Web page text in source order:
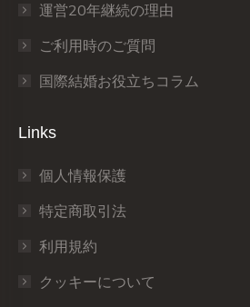
運営20年継続の理由
ご利用時のご質問
国際結婚お役立ちコラム
Links
個人情報保護
特定商取引法
利用規約
クッキーについて